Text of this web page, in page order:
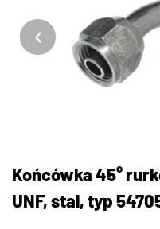
Końcówka 45°
UNF, stal, typ